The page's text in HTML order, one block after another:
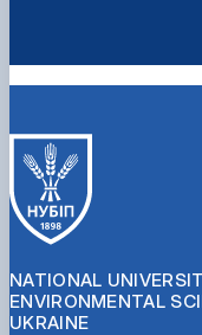
NATIONAL
ENVIRONMENTAL
UKRAINE